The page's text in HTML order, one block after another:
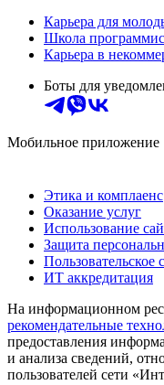
Карьера для
Школа
Карьера в
Боты для
Мобильное приложение
Этика и комплаенс
Оказание услуг
Использование
Защита
Пользовательское
ИТ аккредитация
На информационном
рекомендательные
предоставления
и анализа сведений,
пользователей сети